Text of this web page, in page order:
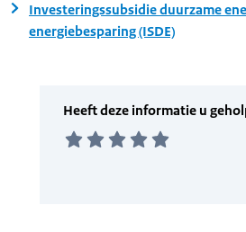
Investeringssubsidie duurzame
energiebesparing (ISDE)